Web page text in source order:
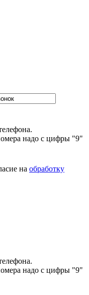
надо с цифры "9"
на обработку
надо с цифры "9"